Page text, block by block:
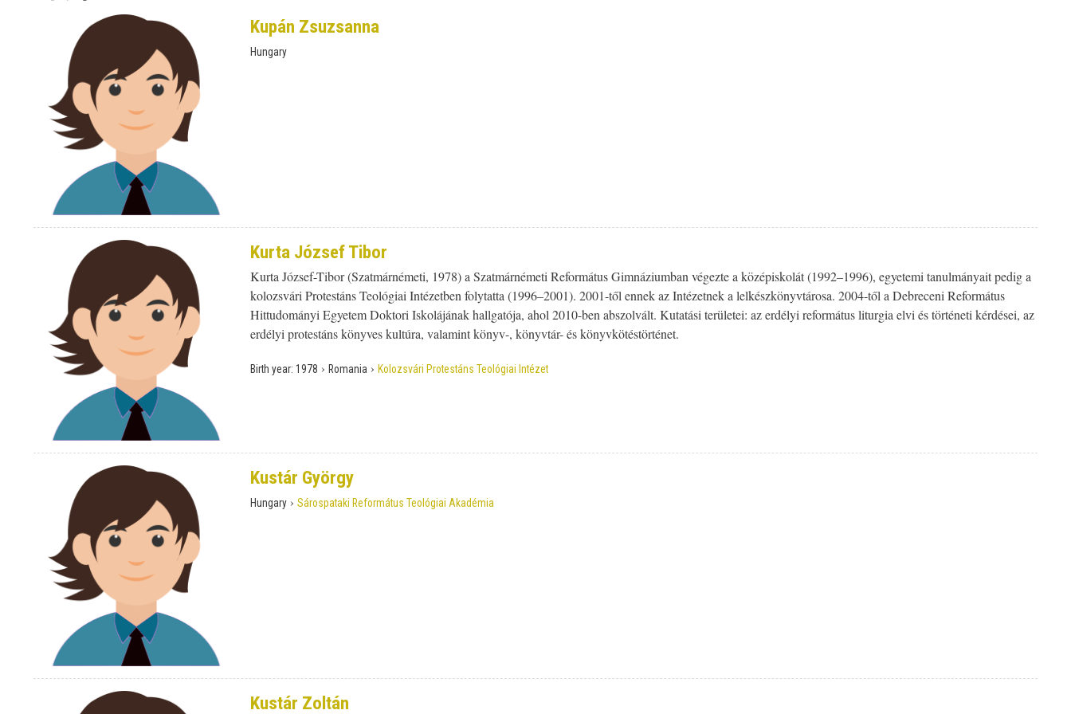
Kupán Zsuzsanna
Hungary
Kurta József Tibor
Kurta József-Tibor (Szatmárnémeti, 1978) a Szatmárnémeti Református Gimnáziumban végezte a középiskolát (1992–1996), egyetemi tanulmányait pedig a
kolozsvári Protestáns Teológiai Intézetben folytatta (1996–2001). 2001-től ennek az Intézetnek a lelkészkönyvtárosa. 2004-től a Debreceni Református
Hittudományi Egyetem Doktori Iskolájának hallgatója, ahol 2010-ben abszolvált. Kutatási területei: az erdélyi református liturgia elvi és történeti kérdései, az
erdélyi protestáns könyves kultúra, valamint könyv-, könyvtár- és könyvkötéstörténet.
Birth year: 1978 › Romania › Kolozsvári Protestáns Teológiai Intézet
Kustár György
Hungary › Sárospataki Református Teológiai Akadémia
Kustár Zoltán